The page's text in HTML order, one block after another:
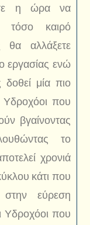
η ώρα να
τόσο καιρό
θα αλλάξετε
εργασίας ενώ
μία πιο
Υδροχόοι που
βγαίνοντας
το
χρονιά
κάτι που
στην εύρεση
Υδροχόοι που